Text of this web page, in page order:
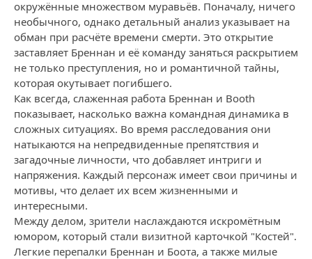
окружённые множеством муравьёв. Поначалу, ничего
необычного, однако детальный анализ указывает на
обман при расчёте времени смерти. Это открытие
заставляет Бреннан и её команду заняться раскрытием
не только преступления, но и романтичной тайны,
которая окутывает погибшего.
Как всегда, слаженная работа Бреннан и Booth
показывает, насколько важна командная динамика в
сложных ситуациях. Во время расследования они
натыкаются на непредвиденные препятствия и
загадочные личности, что добавляет интриги и
напряжения. Каждый персонаж имеет свои причины и
мотивы, что делает их всем жизненными и
интересными.
Между делом, зрители наслаждаются искромётным
юмором, который стали визитной карточкой "Костей".
Легкие перепалки Бреннан и Боота, а также милые